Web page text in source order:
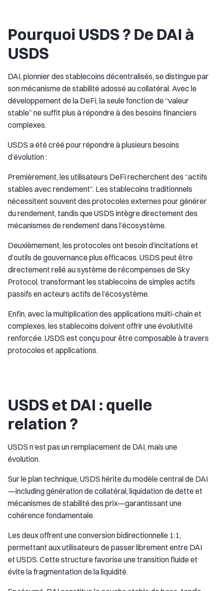
Pourquoi USDS ? De DAI à
USDS
DAI, pionnier des stablecoins décentralisés, se distingue par
son mécanisme de stabilité adossé au collatéral. Avec le
développement de la DeFi, la seule fonction de “valeur
stable” ne suffit plus à répondre à des besoins financiers
complexes.
USDS a été créé pour répondre à plusieurs besoins
d’évolution :
Premièrement, les utilisateurs DeFi recherchent des “actifs
stables avec rendement”. Les stablecoins traditionnels
nécessitent souvent des protocoles externes pour générer
du rendement, tandis que USDS intègre directement des
mécanismes de rendement dans l’écosystème.
Deuxièmement, les protocoles ont besoin d’incitations et
d’outils de gouvernance plus efficaces. USDS peut être
directement relié au système de récompenses de Sky
Protocol, transformant les stablecoins de simples actifs
passifs en acteurs actifs de l’écosystème.
Enfin, avec la multiplication des applications multi-chain et
complexes, les stablecoins doivent offrir une évolutivité
renforcée. USDS est conçu pour être composable à travers
protocoles et applications.
USDS et DAI : quelle
relation ?
USDS n’est pas un remplacement de DAI, mais une
évolution.
Sur le plan technique, USDS hérite du modèle central de DAI
—including génération de collatéral, liquidation de dette et
mécanismes de stabilité des prix—garantissant une
cohérence fondamentale.
Les deux offrent une conversion bidirectionnelle 1:1,
permettant aux utilisateurs de passer librement entre DAI
et USDS. Cette structure favorise une transition fluide et
évite la fragmentation de la liquidité.